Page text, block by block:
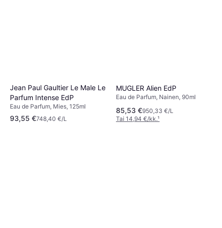
Jean Paul Gaultier Le Male Le
Parfum Intense EdP
Eau de Parfum, Mies, 125ml
93,55 €748,40 €/L
MUGLER Alien EdP
Eau de Parfum, Nainen, 90ml
85,53 €950,33 €/L
Tai 14,94 €/kk.¹